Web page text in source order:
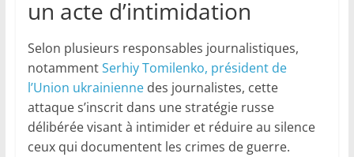
un acte d’intimidation
Selon plusieurs responsables journalistiques,
notammentSerhiy Tomilenko, président de
l’Union ukrainiennedes journalistes, cette
attaque s’inscrit dans une stratégie russe
délibérée visant à intimider et réduire au silence
ceux qui documentent les crimes de guerre.